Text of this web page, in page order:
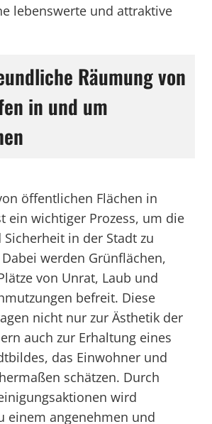
lebenswerte und attraktive
Räumung von
in und um
öffentlichen Flächen in
ein wichtiger Prozess, um die
in der Stadt zu
werden Grünflächen,
von Unrat, Laub und
befreit. Diese
nicht nur zur Ästhetik der
auch zur Erhaltung eines
das Einwohner und
schätzen. Durch
wird
einem angenehmen und